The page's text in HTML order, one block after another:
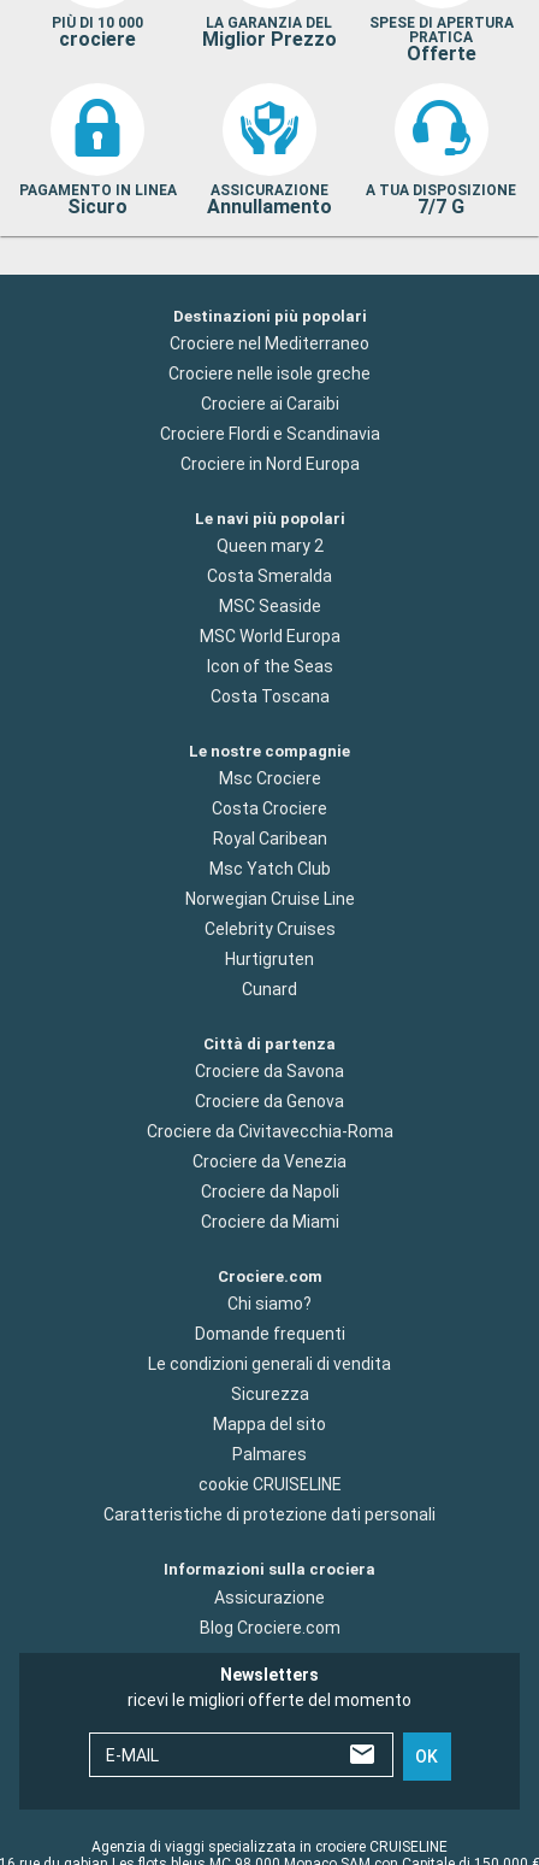
PIÙ DI 10 000
crociere
LA GARANZIA DEL
Miglior Prezzo
SPESE DI APERTURA
PRATICA
Offerte
PAGAMENTO IN LINEA
Sicuro
ASSICURAZIONE
Annullamento
A TUA DISPOSIZIONE
7/7 G
Destinazioni più popolari
Crociere nel Mediterraneo
Crociere nelle isole greche
Crociere ai Caraibi
Crociere Flordi e Scandinavia
Crociere in Nord Europa
Le navi più popolari
Queen mary 2
Costa Smeralda
MSC Seaside
MSC World Europa
Icon of the Seas
Costa Toscana
Le nostre compagnie
Msc Crociere
Costa Crociere
Royal Caribean
Msc Yatch Club
Norwegian Cruise Line
Celebrity Cruises
Hurtigruten
Cunard
Città di partenza
Crociere da Savona
Crociere da Genova
Crociere da Civitavecchia-Roma
Crociere da Venezia
Crociere da Napoli
Crociere da Miami
Crociere.com
Chi siamo?
Domande frequenti
Le condizioni generali di vendita
Sicurezza
Mappa del sito
Palmares
cookie CRUISELINE
Caratteristiche di protezione dati personali
Informazioni sulla crociera
Assicurazione
Blog Crociere.com
Newsletters
ricevi le migliori offerte del momento
E-MAIL OK
Agenzia di viaggi specializzata in crociere CRUISELINE